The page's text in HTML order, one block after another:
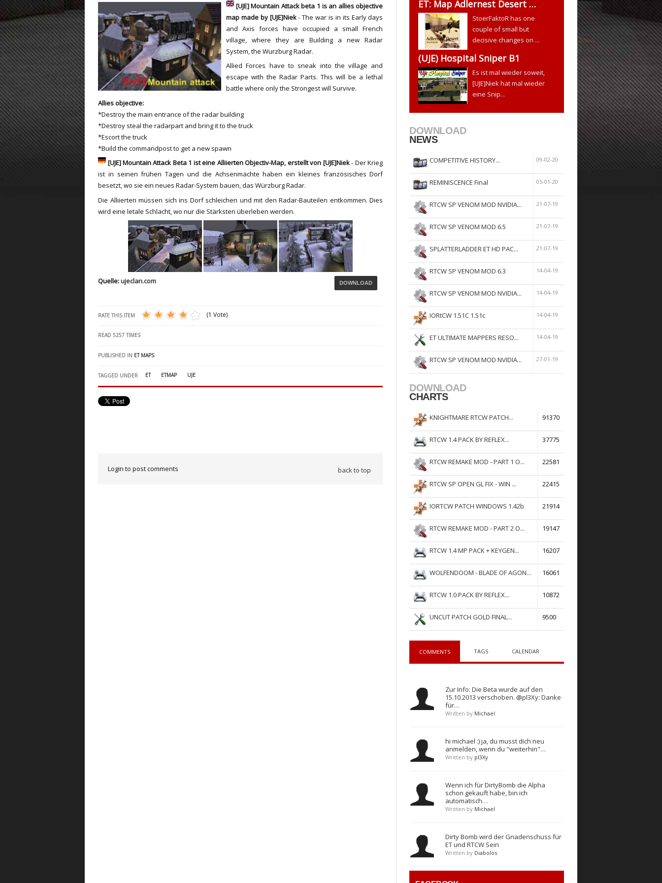
ET:QW Movies
DB Misc
DB Movies
Wolfenstein Movies
ET Scene
ET:QW Scene
DB Scene
General News
Game News
Game Movies
PC Hard + Software
RtCW Feintuning ET Feintuning
[UJE] Mountain Attack beta 1 is an allies objective
map made by [UJE]Niek- The war is in its Early days
and Axis forces have occupied a small French
village, where they are Building a new Radar
System, the Wurzburg Radar.
Allied Forces have to sneak into the village and
escape with the Radar Parts. This will be a lethal
battle where only the Strongest will Survive.
Allies objective:
*Destroy the main entrance of the radar building
*Destroy steal the radarpart and bring it to the truck
*Escort the truck
*Build the commandpost to get a new spawn
[UJE] Mountain Attack Beta 1 ist eine Alliierten Objectiv-Map, erstellt von [UJE]Niek- Der Krieg
ist in seinen frühen Tagen und die Achsenmächte haben ein kleines französisches Dorf
besetzt, wo sie ein neues Radar-System bauen, das Würzburg Radar.
Die Alliierten müssen sich ins Dorf schleichen und mit den Radar-Bauteilen entkommen. Dies
wird eine letale Schlacht, wo nur die Stärksten überleben werden.
DOWNLOAD
Quelle:ujeclan.com
RATE THIS ITEM (1 Vote)
READ 5257 TIMES
PUBLISHED IN ET MAPS
TAGGED UNDER ET ETMAP UJE
Login to post comments back to top
ET: Map Adlernest Desert …
StoerFaktoR has one
couple of small but
decisive changes on ...
(UJE) Hospital Sniper B1
Es ist mal wieder soweit,
[UJE]Niek hat mal wieder
eine Snip...
DOWNLOAD
NEWS
COMPETITIVE HISTORY... 09-02-20
REMINISCENCE Final 05-01-20
RTCW SP VENOM MOD NVIDIA... 21-07-19
RTCW SP VENOM MOD 6.5 21-07-19
SPLATTERLADDER ET HD PAC... 21-07-19
RTCW SP VENOM MOD 6.3 14-04-19
RTCW SP VENOM MOD NVIDIA... 14-04-19
IORtCW 1.51C 1.51c 14-04-19
ET ULTIMATE MAPPERS RESO... 14-04-19
RTCW SP VENOM MOD NVIDIA... 27-01-19
DOWNLOAD
CHARTS
KNIGHTMARE RTCW PATCH... 91370
RTCW 1.4 PACK BY REFLEX... 37775
RTCW REMAKE MOD - PART 1 O... 22581
RTCW SP OPEN GL FIX - WIN ... 22415
IORTCW PATCH WINDOWS 1.42b 21914
RTCW REMAKE MOD - PART 2 O... 19147
RTCW 1.4 MP PACK + KEYGEN... 16207
WOLFENDOOM - BLADE OF AGON... 16061
RTCW 1.0 PACK BY REFLEX... 10872
UNCUT PATCH GOLD FINAL... 9500
COMMENTS TAGS CALENDAR
Zur Info: Die Beta wurde auf den
15.10.2013 verschoben. @pl3Xy: Danke
für…
Written by Michael
hi michael :) ja, du musst dich neu
anmelden, wenn du "weiterhin"…
Written by pl3Xy
Wenn ich für DirtyBomb die Alpha
schon gekauft habe, bin ich
automatisch…
Written by Michael
Dirty Bomb wird der Gnadenschuss für
ET und RTCW Sein
Written by Diabolos